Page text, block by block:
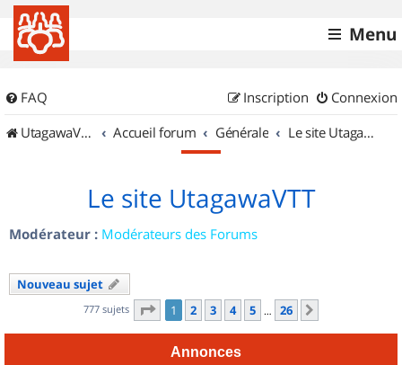
Menu
FAQ Connexion
Inscription
UtagawaVTT (Randos VTT et VTTAE avec traces GPS)
Accueil forum Générale Le site UtagawaVTT
Le site UtagawaVTT
Modérateur : Modérateurs des Forums
Nouveau sujet
777 sujets Page 1sur
1 2 3 4 5 … 26
Annonces